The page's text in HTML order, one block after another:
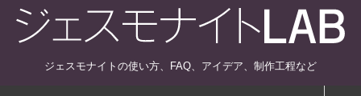
ジェスモナイトの使い方、FAQ、アイデア、制作工程など